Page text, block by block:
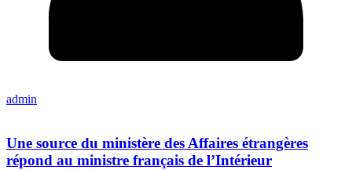
admin
Une source du ministère des Affaires étrangères
répond au ministre français de l’Intérieur